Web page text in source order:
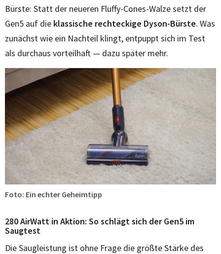
Bürste: Statt der neueren Fluffy-Cones-Walze setzt der
Gen5 auf die klassische rechteckige Dyson-Bürste. Was
zunächst wie ein Nachteil klingt, entpuppt sich im Test
als durchaus vorteilhaft — dazu später mehr.
Foto: Ein echter Geheimtipp
280 AirWatt in Aktion: So schlägt sich der Gen5 im
Saugtest
Die Saugleistung ist ohne Frage die größte Stärke des